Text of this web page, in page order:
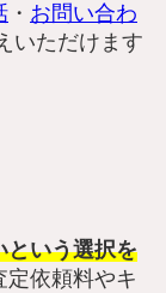
・ お問い合わ
いただけます
という選択を
定依頼料やキ